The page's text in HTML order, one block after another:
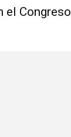
el Congreso